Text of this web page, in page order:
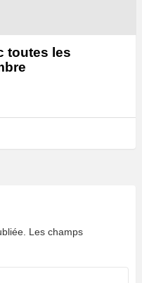
toutes les
Les champs